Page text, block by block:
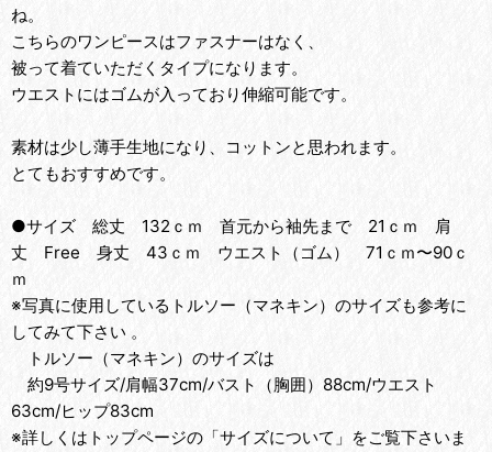
ね。
こちらのワンピースはファスナーはなく、
被って着ていただくタイプになります。
ウエストにはゴムが入っており伸縮可能です。
素材は少し薄手生地になり、コットンと思われます。
とてもおすすめです。
●サイズ 総丈 132ｃｍ 首元から袖先まで 21ｃｍ 肩
丈 Free 身丈 43ｃｍ ウエスト（ゴム） 71ｃｍ〜90ｃ
ｍ
※写真に使用しているトルソー（マネキン）のサイズも参考に
してみて下さい 。
トルソー（マネキン）のサイズは
約9号サイズ/肩幅37cm/バスト（胸囲）88cm/ウエスト
63cm/ヒップ83cm
※詳しくはトップページの「サイズについて」をご覧下さいま